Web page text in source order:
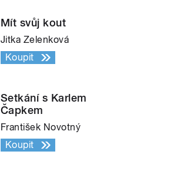
Mít svůj kout
Jitka Zelenková
Koupit
Setkání s Karlem
Čapkem
František Novotný
Koupit